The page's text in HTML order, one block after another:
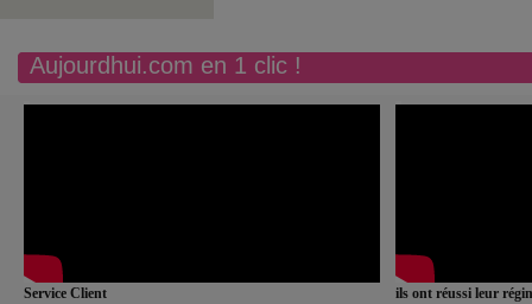
Aujourdhui.com en 1 clic !
Service Client
ils ont réussi leur